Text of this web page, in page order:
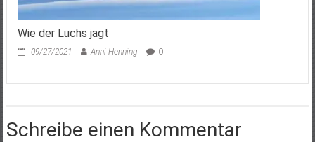
Wie der Luchs jagt
09/27/2021 Anni Henning 0
Schreibe einen Kommentar